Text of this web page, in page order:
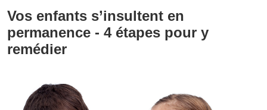
Vos enfants s’insultent en
permanence - 4 étapes pour y
remédier